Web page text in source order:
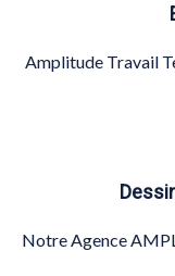
Amplitude Travail
Notre Agence